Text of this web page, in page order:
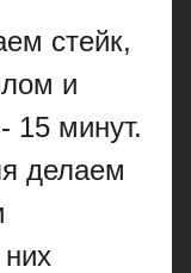
стейк,
и
15 минут.
делаем